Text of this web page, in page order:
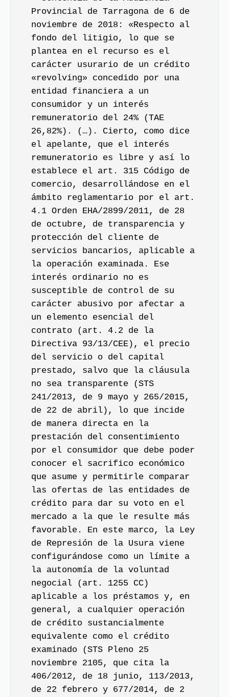
Provincial de Tarragona de 6 de
noviembre de 2018: «Respecto al
fondo del litigio, lo que se
plantea en el recurso es el
carácter usurario de un crédito
«revolving» concedido por una
entidad financiera a un
consumidor y un interés
remuneratorio del 24% (TAE
26,82%). (…). Cierto, como dice
el apelante, que el interés
remuneratorio es libre y así lo
establece el art. 315 Código de
comercio, desarrollándose en el
ámbito reglamentario por el art.
4.1 Orden EHA/2899/2011, de 28
de octubre, de transparencia y
protección del cliente de
servicios bancarios, aplicable a
la operación examinada. Ese
interés ordinario no es
susceptible de control de su
carácter abusivo por afectar a
un elemento esencial del
contrato (art. 4.2 de la
Directiva 93/13/CEE), el precio
del servicio o del capital
prestado, salvo que la cláusula
no sea transparente (STS
241/2013, de 9 mayo y 265/2015,
de 22 de abril), lo que incide
de manera directa en la
prestación del consentimiento
por el consumidor que debe poder
conocer el sacrifico económico
que asume y permitirle comparar
las ofertas de las entidades de
crédito para dar su voto en el
mercado a la que le resulte más
favorable. En este marco, la
Ley
de Represión de la Usura viene
configurándose como un límite a
la autonomía de la voluntad
negocial (art. 1255 CC)
aplicable a los préstamos y, en
general, a cualquier operación
de crédito sustancialmente
equivalente como el crédito
examinado (STS Pleno 25
noviembre 2105, que cita la
406/2012, de 18 junio, 113/2013,
de 22 febrero y 677/2014, de 2